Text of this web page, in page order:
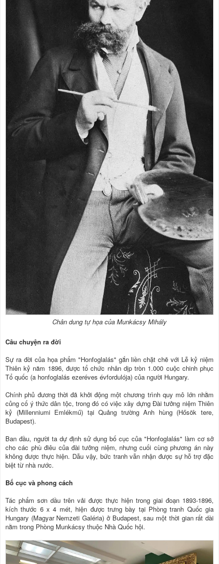
Chân dung tự họa của Munkácsy Mihály
Câu chuyện ra đời
Sự ra đời của họa phẩm "Honfoglalás" gắn liền chặt chẽ với Lễ kỷ niệm
Thiên kỷ năm 1896, được tổ chức nhân dịp tròn 1.000 cuộc chinh phục
Tổ quốc (a honfoglalás ezeréves évfordulója) của người Hungary.
Chính phủ đương thời đã khởi động một chương trình quy mô lớn nhằm
củng cố ý thức dân tộc, trong đó có việc xây dựng Đài tưởng niệm Thiên
kỷ (Millenniumi Emlékmű) tại Quảng trường Anh hùng (Hősök tere,
Budapest).
Ban đầu, người ta dự định sử dụng bố cục của "Honfoglalás" làm cơ sở
cho các phù điêu của đài tưởng niệm, nhưng cuối cùng phương án này
không được thực hiện. Dẫu vậy, bức tranh vẫn nhận được sự hỗ trợ đặc
biệt từ nhà nước.
Bố cục và phong cách
Tác phẩm sơn dầu trên vải được thực hiện trong giai đoạn 1893-1896,
kích thước 6 x 4 mét, hiện được trưng bày tại Phòng tranh Quốc gia
Hungary (Magyar Nemzeti Galéria) ở Budapest, sau một thời gian rất dài
nằm trong Phòng Munkácsy thuộc Nhà Quốc hội.